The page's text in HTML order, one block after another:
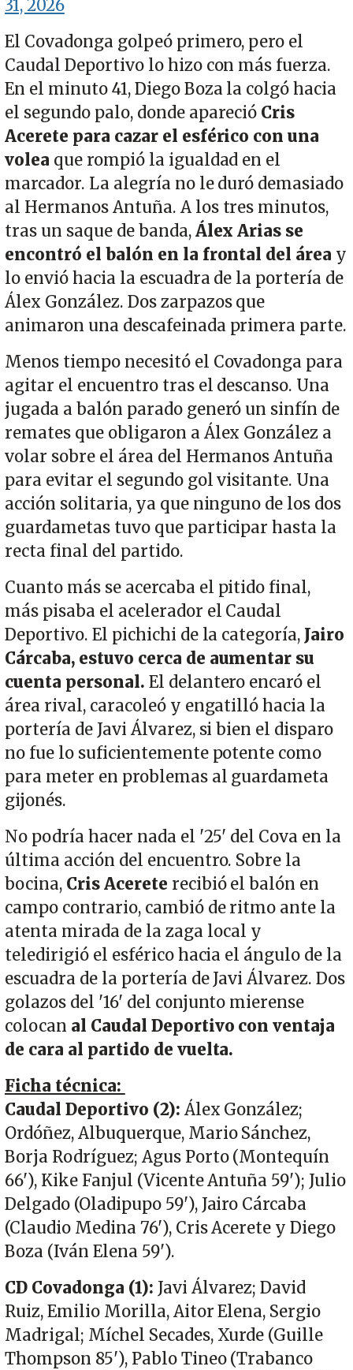
31, 2026
El Covadonga golpeó primero, pero el
Caudal Deportivo lo hizo con más fuerza.
En el minuto 41, Diego Boza la colgó hacia
el segundo palo, donde apareció Cris
Acerete para cazar el esférico con una
volea que rompió la igualdad en el
marcador. La alegría no le duró demasiado
al Hermanos Antuña. A los tres minutos,
tras un saque de banda,Álex Arias se
encontró el balón en la frontal del área y
lo envió hacia la escuadra de la portería de
Álex González. Dos zarpazos que
animaron una descafeinada primera parte.
Menos tiempo necesitó el Covadonga para
agitar el encuentro tras el descanso. Una
jugada a balón parado generó un sinfín de
remates que obligaron a Álex González a
volar sobre el área del Hermanos Antuña
para evitar el segundo gol visitante. Una
acción solitaria, ya que ninguno de los dos
guardametas tuvo que participar hasta la
recta final del partido.
Cuanto más se acercaba el pitido final,
más pisaba el acelerador el Caudal
Deportivo. El pichichi de la categoría, Jairo
Cárcaba, estuvo cerca de aumentar su
cuenta personal. El delantero encaró el
área rival, caracoleó y engatilló hacia la
portería de Javi Álvarez, si bien el disparo
no fue lo suficientemente potente como
para meter en problemas al guardameta
gijonés.
No podría hacer nada el '25' del Cova en la
última acción del encuentro. Sobre la
bocina, Cris Acerete recibió el balón en
campo contrario, cambió de ritmo ante la
atenta mirada de la zaga local y
teledirigió el esférico hacia el ángulo de la
escuadra de la portería de Javi Álvarez. Dos
golazos del '16' del conjunto mierense
colocan al Caudal Deportivo con ventaja
de cara al partido de vuelta.
Ficha técnica:
Caudal Deportivo (2): Álex González;
Ordóñez, Albuquerque, Mario Sánchez,
Borja Rodríguez; Agus Porto (Montequín
66'), Kike Fanjul (Vicente Antuña 59'); Julio
Delgado (Oladipupo 59'), Jairo Cárcaba
(Claudio Medina 76'), Cris Acerete y Diego
Boza (Iván Elena 59').
CD Covadonga (1): Javi Álvarez; David
Ruiz, Emilio Morilla, Aitor Elena, Sergio
Madrigal; Míchel Secades, Xurde (Guille
Thompson 85'), Pablo Tineo (Trabanco